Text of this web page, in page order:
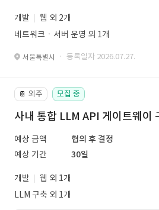
개발
웹 외 2개
네트워크ㆍ서버 운영 외 1개
서울특별시 · 등록일자 2026.07.27.
📔 외주 모집 중
사내 통합 LLM API 게이트웨이
예상 금액
협의 후 결정
예상 기간
30일
개발
웹 외 1개
LLM 구축 외 1개